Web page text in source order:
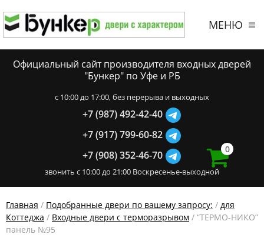
МЕНЮ
Официальный сайт производителя входных дверей
"Бункер" по Уфе и РБ
c 10:00 до 17:00, без перерыва и выходных
+7 (987) 492-42-40
+7 (917) 799-60-82
+7 (908) 352-46-70
звонить с 10:00 до 21:00 Воскресенье-выходной
0
Главная / Подобранные двери по вашему запросу: / для
Коттеджа / Входные двери с терморазрывом / “ТЕРМО-НИКО”
панель №95